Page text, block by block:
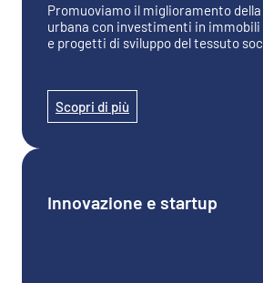
Promuoviamo il miglioramento
urbana con investimenti in
e progetti di sviluppo del tessuto
Scopri di più
Innovazione e startup